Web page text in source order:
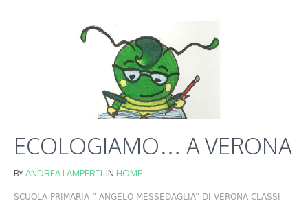
ECOLOGIAMO… A VERONA
BYANDREA LAMPERTI IN HOME
SCUOLA PRIMARIA ” ANGELO MESSEDAGLIA” DI VERONA CLASSI